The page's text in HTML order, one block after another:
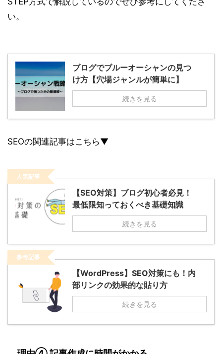
い。
ブログでブルーオーシャンの見つ
け方【穴場ジャンルが簡単に】
続きを見る
SEOの関連記事はこちら▼
人気記事
【SEO対策】ブログ初心者必見！
最低限知っておくべき基礎知識
続きを見る
参考記事
【WordPress】SEO対策にも！内
部リンクの効果的な貼り方
続きを見る